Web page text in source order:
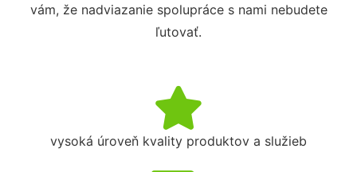
vám, že nadviazanie spolupráce s nami nebudete
ľutovať.
vysoká úroveň kvality produktov a služieb